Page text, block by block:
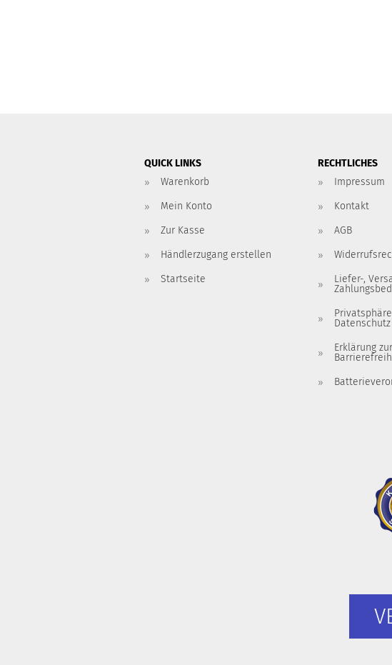
QUICK LINKS
Warenkorb
Mein Konto
Zur Kasse
Händlerzugang erstellen
Startseite
RECHTLICHES
Impressum
Kontakt
AGB
Liefer-,
Datenschutz
Erklärung zur